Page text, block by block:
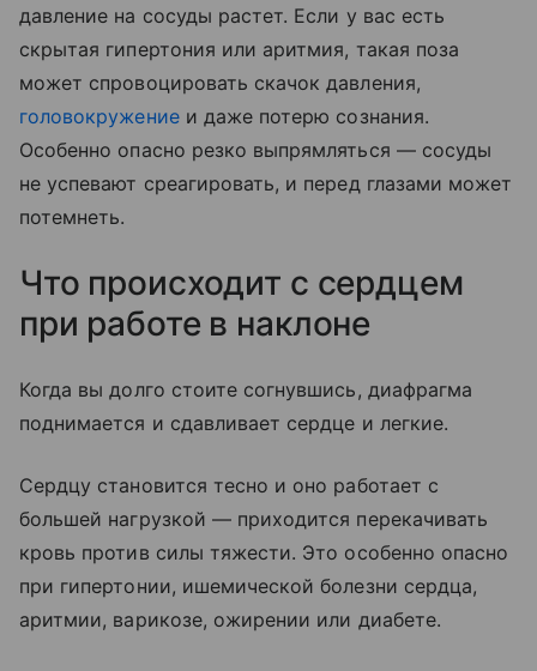
давление на сосуды растет. Если у вас есть
скрытая гипертония или аритмия, такая поза
может спровоцировать скачок давления,
головокружениеи даже потерю сознания.
Особенно опасно резко выпрямляться — сосуды
не успевают среагировать, и перед глазами может
потемнеть.
Что происходит с сердцем
при работе в наклоне
Когда вы долго стоите согнувшись, диафрагма
поднимается и сдавливает сердце и легкие.
Сердцу становится тесно и оно работает с
большей нагрузкой — приходится перекачивать
кровь против силы тяжести. Это особенно опасно
при гипертонии, ишемической болезни сердца,
аритмии, варикозе, ожирении или диабете.